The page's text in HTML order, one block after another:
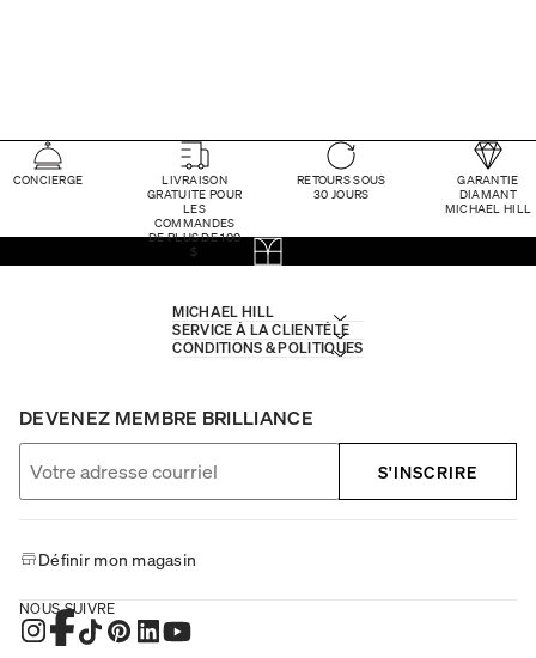
CONCIERGE
LIVRAISON
GRATUITE POUR
LES
COMMANDES
DE PLUS DE 100
$
RETOURS SOUS
30 JOURS
GARANTIE
DIAMANT
MICHAEL HILL
MICHAEL HILL
SERVICE À LA CLIENTÈLE
CONDITIONS & POLITIQUES
DEVENEZ MEMBRE BRILLIANCE
S'INSCRIRE
Définir mon magasin
NOUS SUIVRE